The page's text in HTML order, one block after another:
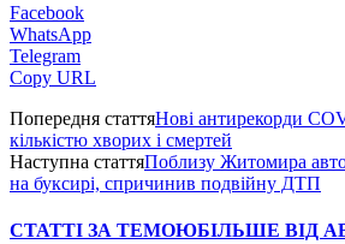
Facebook
WhatsApp
Telegram
Copy URL
Попередня статтяНові антирекорди
кількістю хворих і смертей
Наступна статтяПоблизу Житомира
на буксирі, спричинив подвійну ДТП
СТАТТІ ЗА ТЕМОЮБІЛЬШЕ ВІД